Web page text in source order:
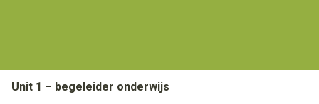
Unit 1 – begeleider onderwijs